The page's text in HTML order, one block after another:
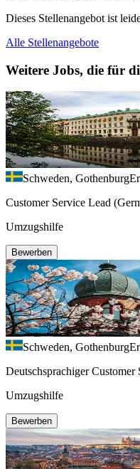
Dieses Stellenangebot ist
Alle Stellenangebote
Weitere Jobs, die für
Schweden, Gothenburg
Customer Service Lead
Umzugshilfe
Bewerben
Schweden, Gothenburg
Deutschsprachiger
Umzugshilfe
Bewerben